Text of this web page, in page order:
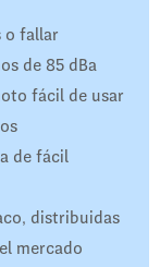
o fallar
de 85 dBa
fácil de usar
de fácil
distribuidas
mercado